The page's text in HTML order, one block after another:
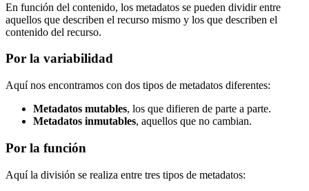
En función del contenido, los metadatos se pueden dividir entre
aquellos que describen el recurso mismo y los que describen el
contenido del recurso.
Por la variabilidad
Aquí nos encontramos con dos tipos de metadatos diferentes:
Metadatos mutables, los que difieren de parte a parte.
Metadatos inmutables, aquellos que no cambian.
Por la función
Aquí la división se realiza entre tres tipos de metadatos: